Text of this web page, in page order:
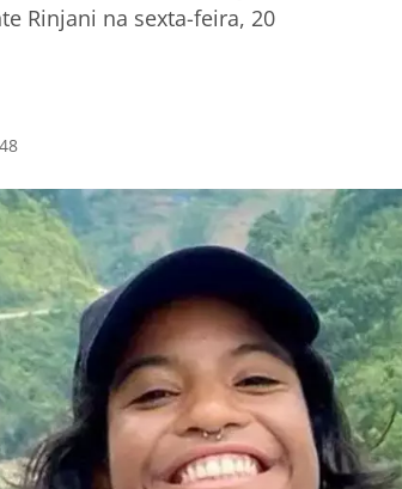
Rinjani na sexta-feira, 20